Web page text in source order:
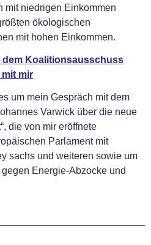
mit niedrigen Einkommen
ökologischen
mit hohen Einkommen.
Koalitionsausschuss
mir
um mein Gespräch mit dem
Varwick über die neue
die von mir eröffnete
Parlament mit
sachs und weiteren sowie um
Energie-Abzocke und